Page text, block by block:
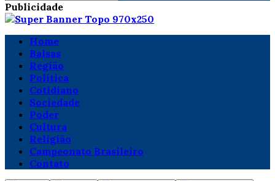
Publicidade
Home
Balsas
Região
Política
Cotidiano
Sociedade
Poder
Cultura
Religião
Campeonato Brasileiro
Contato